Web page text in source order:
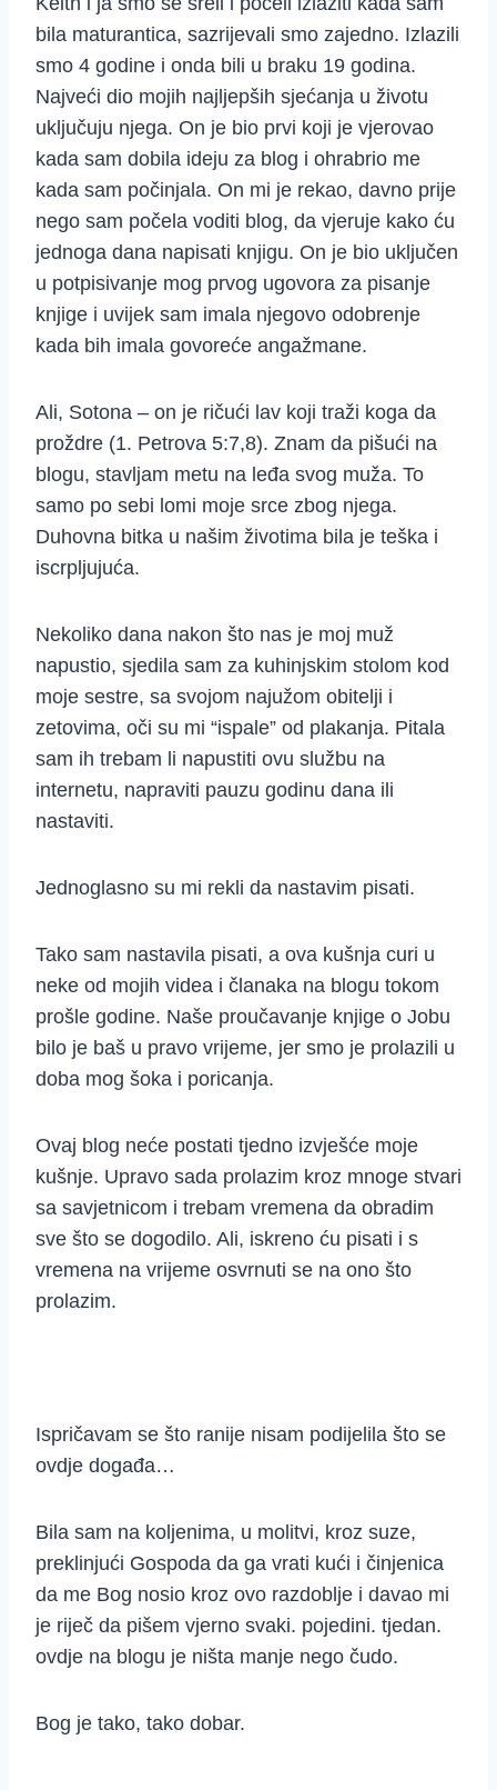
bila maturantica, sazrijevali smo zajedno. Izlazili
smo 4 godine i onda bili u braku 19 godina.
Najveći dio mojih najljepših sjećanja u životu
uključuju njega. On je bio prvi koji je vjerovao
kada sam dobila ideju za blog i ohrabrio me
kada sam počinjala. On mi je rekao, davno prije
nego sam počela voditi blog, da vjeruje kako ću
jednoga dana napisati knjigu. On je bio uključen
u potpisivanje mog prvog ugovora za pisanje
knjige i uvijek sam imala njegovo odobrenje
kada bih imala govoreće angažmane.
Ali, Sotona – on je ričući lav koji traži koga da
proždre (1. Petrova 5:7,8). Znam da pišući na
blogu, stavljam metu na leđa svog muža. To
samo po sebi lomi moje srce zbog njega.
Duhovna bitka u našim životima bila je teška i
iscrpljujuća.
Nekoliko dana nakon što nas je moj muž
napustio, sjedila sam za kuhinjskim stolom kod
moje sestre, sa svojom najužom obitelji i
zetovima, oči su mi “ispale” od plakanja. Pitala
sam ih trebam li napustiti ovu službu na
internetu, napraviti pauzu godinu dana ili
nastaviti.
Jednoglasno su mi rekli da nastavim pisati.
Tako sam nastavila pisati, a ova kušnja curi u
neke od mojih videa i članaka na blogu tokom
prošle godine. Naše proučavanje knjige o Jobu
bilo je baš u pravo vrijeme, jer smo je prolazili u
doba mog šoka i poricanja.
Ovaj blog neće postati tjedno izvješće moje
kušnje. Upravo sada prolazim kroz mnoge stvari
sa savjetnicom i trebam vremena da obradim
sve što se dogodilo. Ali, iskreno ću pisati i s
vremena na vrijeme osvrnuti se na ono što
prolazim.
Ispričavam se što ranije nisam podijelila što se
ovdje događa…
Bila sam na koljenima, u molitvi, kroz suze,
preklinjući Gospoda da ga vrati kući i činjenica
da me Bog nosio kroz ovo razdoblje i davao mi
je riječ da pišem vjerno svaki. pojedini. tjedan.
ovdje na blogu je ništa manje nego čudo.
Bog je tako, tako dobar.